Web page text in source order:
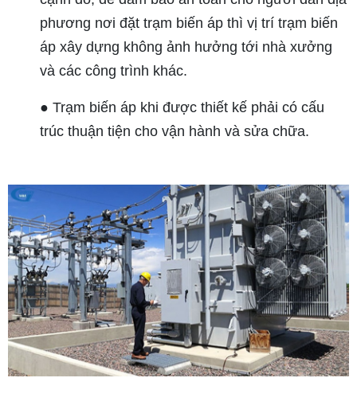
phương nơi đặt trạm biến áp thì vị trí trạm biến
áp xây dựng không ảnh hưởng tới nhà xưởng
và các công trình khác.
● Trạm biến áp khi được thiết kế phải có cấu
trúc thuận tiện cho vận hành và sửa chữa.